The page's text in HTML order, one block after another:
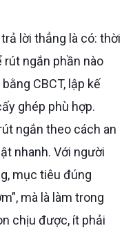
rút ngắn phần nào
CBCT, lập kế
ghép phù hợp.
ngắn theo cách an
nhanh. Với người
mục tiêu đúng
mà là làm trong
chịu được, ít phải